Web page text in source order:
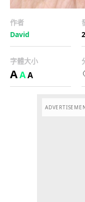
作者
David
字體大小
AAA